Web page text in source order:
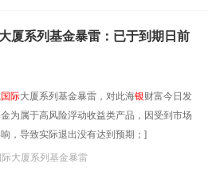
大厦系列基金暴雷：已于到期日前
国际大厦系列基金暴雷，对此海银财富今日发
为属于高风险浮动收益类产品，因受到市场
，导致实际退出没有达到预期；]
大厦系列基金暴雷